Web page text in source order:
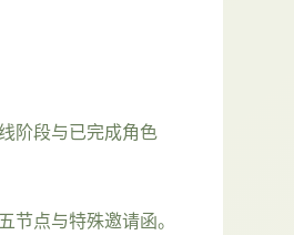
阶段与已完成角色
节点与特殊邀请函。